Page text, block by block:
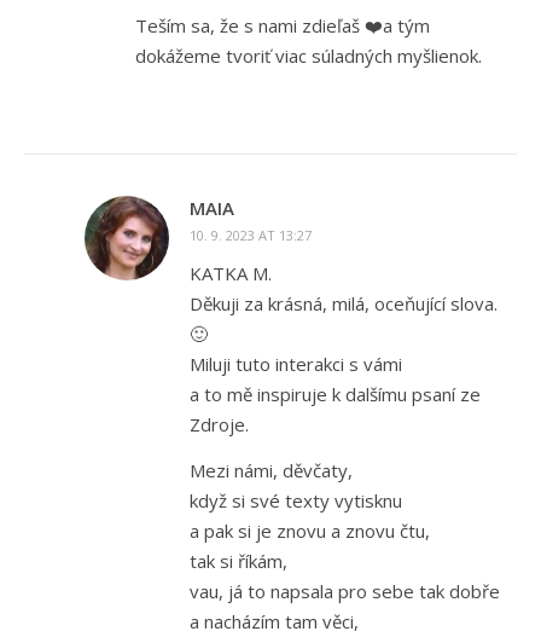
Teším sa, že s nami zdieľaš ❤️a tým
dokážeme tvoriť viac súladných myšlienok.
MAIA
10. 9. 2023 AT 13:27
KATKA M.
Děkuji za krásná, milá, oceňující slova.
🙂
Miluji tuto interakci s vámi
a to mě inspiruje k dalšímu psaní ze
Zdroje.
Mezi námi, děvčaty,
když si své texty vytisknu
a pak si je znovu a znovu čtu,
tak si říkám,
vau, já to napsala pro sebe tak dobře
a nacházím tam věci,